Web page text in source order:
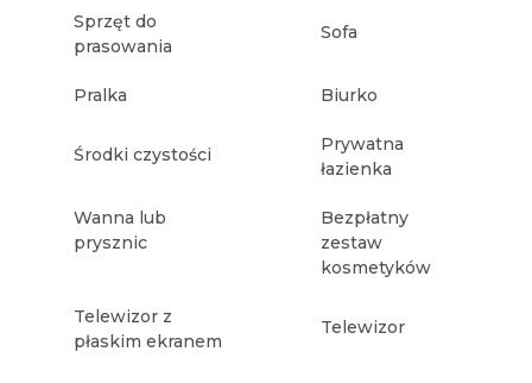
Sprzęt do
prasowania
Sofa
Pralka Biurko
Środki czystości
Prywatna
łazienka
Wanna lub
prysznic
Bezpłatny
zestaw
kosmetyków
Telewizor z
płaskim ekranem
Telewizor